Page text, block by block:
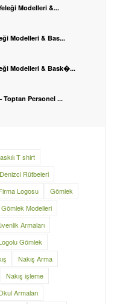
Modelleri &...
Modelleri & Bas...
Modelleri & Bask�...
Toptan Personel ...
T shirt
Denizci Rütbeleri
Logosu
Gömlek
Gömlek Modelleri
Armaları
Gömlek
Nakış Arma
Nakış işleme
Armaları